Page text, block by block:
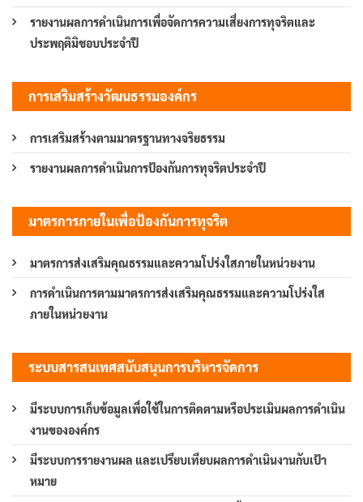
รายงานผลการดำเนินการเพื่อจัดการความเสี่ยงการทุจริตและ
ประพฤติมิชอบประจำปี
การเสริมสร้างวัฒนธรรมองค์กร
การเสริมสร้างตามมาตรฐานทางจริยธรรม
รายงานผลการดำเนินการป้องกันการทุจริตประจำปี
มาตรการภายในเพื่อป้องกันการทุจริต
มาตรการส่งเสริมคุณธรรมและความโปร่งใสภายในหน่วยงาน
การดำเนินการตามมาตรการส่งเสริมคุณธรรมและความโปร่งใส
ภายในหน่วยงาน
ระบบสารสนเทศสนับสนุนการบริหารจัดการ
มีระบบการเก็บข้อมูลเพื่อใช้ในการติดตามหรือประเมินผลการดำเนิน
งานขององค์กร
มีระบบการรายงานผล และเปรียบเทียบผลการดำเนินงานกับเป้า
หมาย